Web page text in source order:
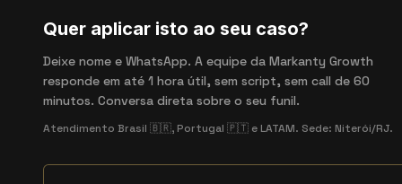
Quer aplicar isto ao seu caso?
Deixe nome e WhatsApp. A equipe da Markanty Growth
responde em até 1 hora útil, sem script, sem call de 60
minutos. Conversa direta sobre o seu funil.
Atendimento Brasil 🇧🇷, Portugal 🇵🇹 e LATAM. Sede: Niterói/RJ.